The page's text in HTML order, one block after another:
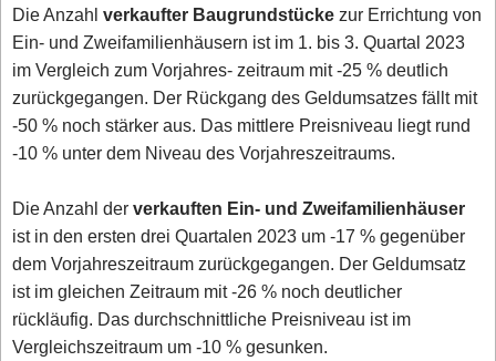
Die Anzahlverkaufter Baugrundstückezur Errichtung von
Ein- und Zweifamilienhäusern ist im 1. bis 3. Quartal 2023
im Vergleich zum Vorjahres- zeitraum mit -25 % deutlich
zurückgegangen. Der Rückgang des Geldumsatzes fällt mit
-50 % noch stärker aus. Das mittlere Preisniveau liegt rund
-10 % unter dem Niveau des Vorjahreszeitraums.
Die Anzahl derverkauften Ein- und Zweifamilienhäuser
ist in den ersten drei Quartalen 2023 um -17 % gegenüber
dem Vorjahreszeitraum zurückgegangen. Der Geldumsatz
ist im gleichen Zeitraum mit -26 % noch deutlicher
rückläufig. Das durchschnittliche Preisniveau ist im
Vergleichszeitraum um -10 % gesunken.